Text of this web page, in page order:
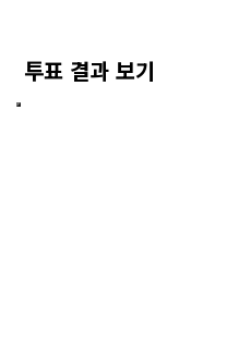
투표 결과 보기